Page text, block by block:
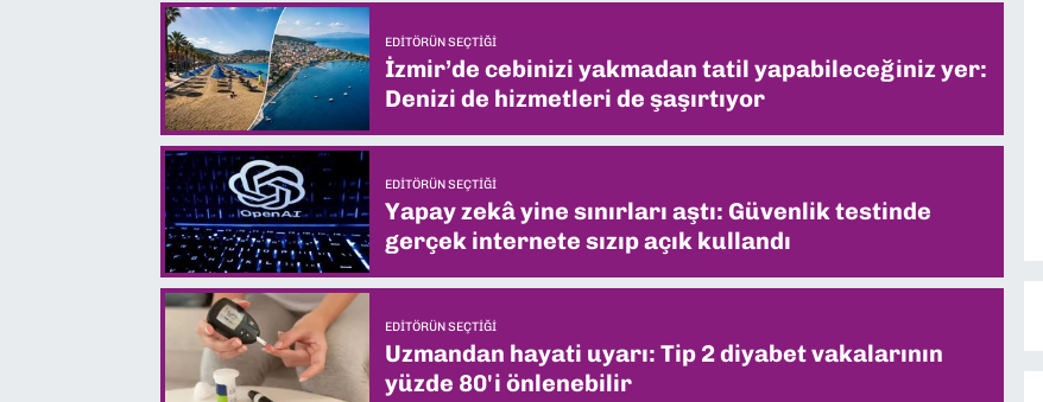
EDITÖRÜN SEÇTIĞI
İzmir’de cebinizi yakmadan tatil yapabileceğiniz yer:
Denizi de hizmetleri de şaşırtıyor
EDITÖRÜN SEÇTIĞI
Yapay zekâ yine sınırları aştı: Güvenlik testinde
gerçek internete sızıp açık kullandı
EDITÖRÜN SEÇTIĞI
Uzmandan hayati uyarı: Tip 2 diyabet vakalarının
yüzde 80'i önlenebilir